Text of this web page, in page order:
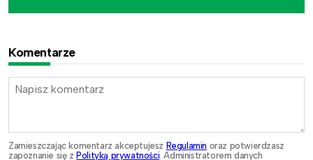
Komentarze
Zamieszczając komentarz akceptujesz Regulamin oraz potwierdzasz
zapoznanie się z Polityką prywatności. Administratorem danych